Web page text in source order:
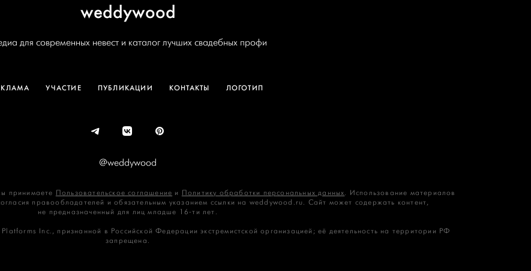
weddywood
для современных невест и каталог лучших свадебных профи
УЧАСТИЕ ПУБЛИКАЦИИ КОНТАКТЫ ЛОГОТИП
@weddywood
принимаете Пользовательское соглашение и Политику обработки персональных данных. Использование материалов
правообладателей и обязательным указанием ссылки на weddywood.ru. Сайт может содержать контент,
не предназначенный для лиц младше 16‑ти лет.
Inc., признанной в Российской Федерации экстремистской организацией; её деятельность на территории РФ
запрещена.